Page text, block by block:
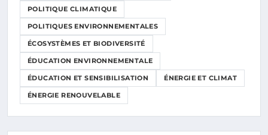
POLITIQUE CLIMATIQUE
POLITIQUES ENVIRONNEMENTALES
ÉCOSYSTÈMES ET BIODIVERSITÉ
ÉDUCATION ENVIRONNEMENTALE
ÉDUCATION ET SENSIBILISATION ÉNERGIE ET CLIMAT
ÉNERGIE RENOUVELABLE